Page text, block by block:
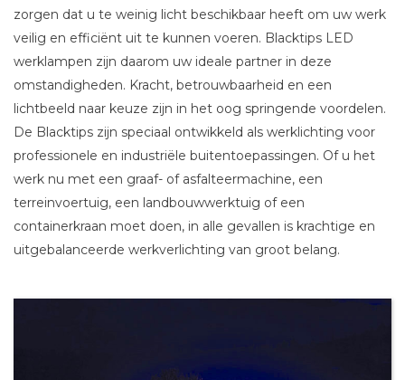
zorgen dat u te weinig licht beschikbaar heeft om uw werk
veilig en efficiënt uit te kunnen voeren. Blacktips LED
werklampen zijn daarom uw ideale partner in deze
omstandigheden. Kracht, betrouwbaarheid en een
lichtbeeld naar keuze zijn in het oog springende voordelen.
De Blacktips zijn speciaal ontwikkeld als werklichting voor
professionele en industriële buitentoepassingen. Of u het
werk nu met een graaf- of asfalteermachine, een
terreinvoertuig, een landbouwwerktuig of een
containerkraan moet doen, in alle gevallen is krachtige en
uitgebalanceerde werkverlichting van groot belang.